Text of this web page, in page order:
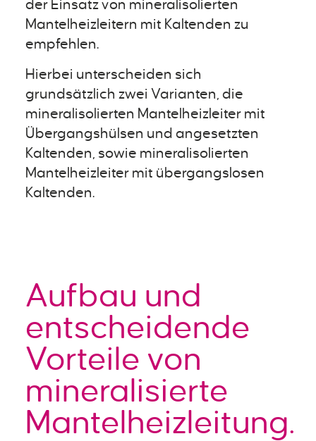
der Einsatz von mineralisolierten
Mantelheizleitern mit Kaltenden zu
empfehlen.
Hierbei unterscheiden sich
grundsätzlich zwei Varianten, die
mineralisolierten Mantelheizleiter mit
Übergangshülsen und angesetzten
Kaltenden, sowie mineralisolierten
Mantelheizleiter mit übergangslosen
Kaltenden.
Aufbau und
entscheidende
Vorteile von
mineralisierte
Mantelheizleitung.